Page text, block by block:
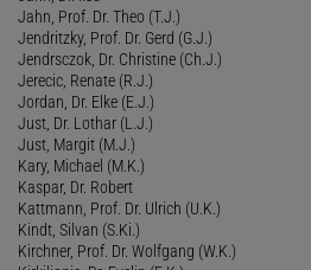
Jahn, Prof. Dr. Theo (T.J.)
Jendritzky, Prof. Dr. Gerd (G.J.)
Jendrsczok, Dr. Christine (Ch.J.)
Jerecic, Renate (R.J.)
Jordan, Dr. Elke (E.J.)
Just, Dr. Lothar (L.J.)
Just, Margit (M.J.)
Kary, Michael (M.K.)
Kaspar, Dr. Robert
Kattmann, Prof. Dr. Ulrich (U.K.)
Kindt, Silvan (S.Ki.)
Kirchner, Prof. Dr. Wolfgang (W.K.)